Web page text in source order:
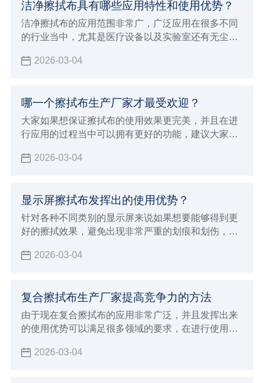
洁净擦拭布具有哪些应用特性和使用优势？
洁净擦拭布的应用范围非常广，广泛应用在很多不同
的行业当中，尤其是医疗设备以及实验室还有无尘车
以才会在一些重要的行业领域当中进行使用，能够让
用，也确实会发挥出很好的使用优势，下面就来为大
家介绍洁净擦拭布具体特征和优势。
2026-03-04
哪一个擦拭布生产厂家才最受欢迎？
大家如果想保证擦拭布的使用效果更完美，并且在进
行应用的过程当中可以拥有更好的功能，建议大家必
买，自然就可以保证使用的效果更加完美，如果想要
2026-03-04
显示屏擦拭布发挥出的使用优势？
针对各种不同类别的显示屏来说如果想要能够得到更
好的擦拭效果，避免出现非常严重的划痕和划伤，建
拭，这样才可以保证清洁的效果更加完美
2026-03-04
复合擦拭布生产厂家提高竞争力的方法
由于现在复合擦拭布的应用非常广泛，并且发挥出来
的使用优势可以满足很多领域的要求，在进行使用的
的使用体验能够发挥出更好的功能性，大众消费者在
2026-03-04